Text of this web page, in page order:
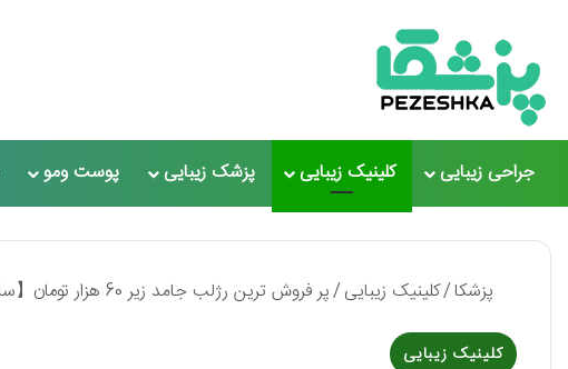
جراحی زیبایی کلینیک زیبایی پزشک زیبایی پوست ومو
پزشکا/کلینیک زیبایی/پر فروش ترین رژلب جامد زیر 60 هزار تومان【سال1405】❤️
کلینیک زیبایی